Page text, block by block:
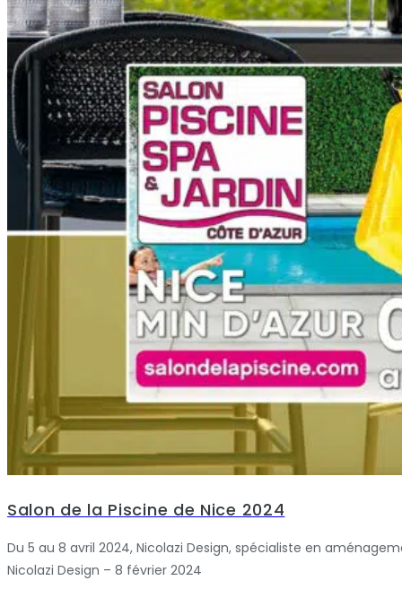
Salon de la Piscine de Nice 2024
Du 5 au 8 avril 2024, Nicolazi Design, spécialiste en
Nicolazi Design – 8 février 2024